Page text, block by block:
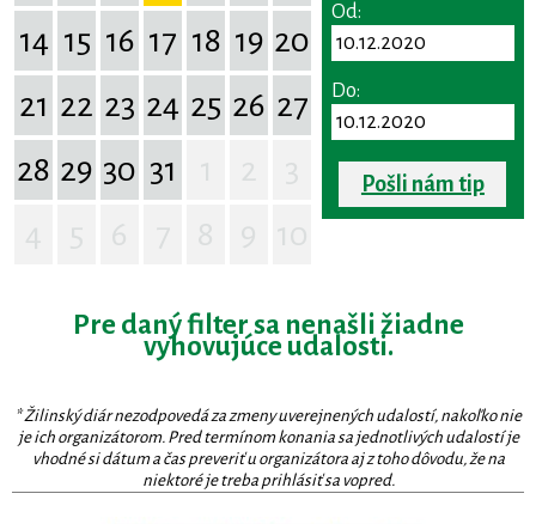
14 15 16 17 18 19 20
21 22 23 24 25 26 27
28 29 30 31
Od:
Do:
Pošli nám tip
Pre daný filter sa nenašli žiadne
vyhovujúce udalosti.
* Žilinský diár nezodpovedá za zmeny uverejnených udalostí, nakoľko nie
je ich organizátorom. Pred termínom konania sa jednotlivých udalostí je
vhodné si dátum a čas preveriť u organizátora aj z toho dôvodu, že na
niektoré je treba prihlásiť sa vopred.